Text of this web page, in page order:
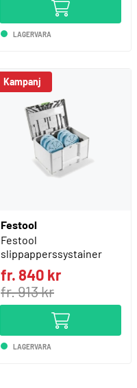
LAGERVARA
Kampanj
Festool
Festool
slippapperssystainer
fr. 840 kr
fr. 913 kr
LAGERVARA